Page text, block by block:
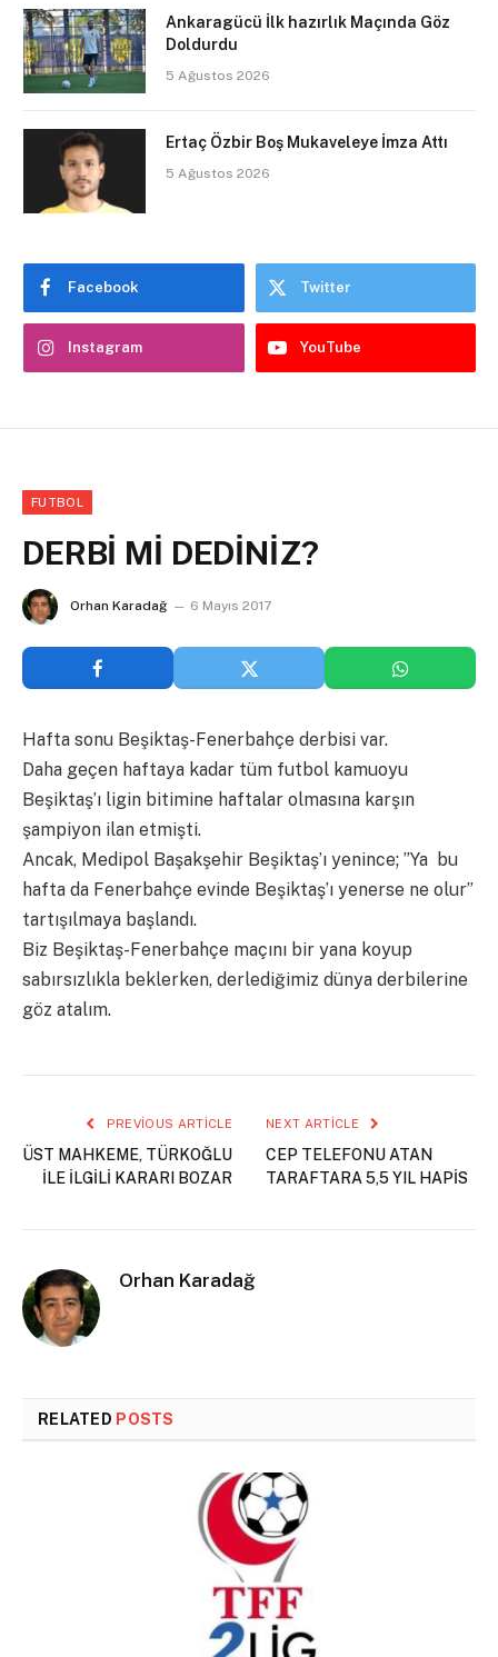
Ankaragücü İlk hazırlık Maçında Göz
Doldurdu
5 Ağustos 2026
Ertaç Özbir Boş Mukaveleye İmza Attı
5 Ağustos 2026
Facebook Twitter
Instagram YouTube
FUTBOL
DERBİ Mİ DEDİNİZ?
Orhan Karadağ 6 Mayıs 2017
Hafta sonu Beşiktaş-Fenerbahçe derbisi var.
Daha geçen haftaya kadar tüm futbol kamuoyu
Beşiktaş’ı ligin bitimine haftalar olmasına karşın
şampiyon ilan etmişti.
Ancak, Medipol Başakşehir Beşiktaş’ı yenince; ”Ya bu
hafta da Fenerbahçe evinde Beşiktaş’ı yenerse ne olur”
tartışılmaya başlandı.
Biz Beşiktaş-Fenerbahçe maçını bir yana koyup
sabırsızlıkla beklerken, derlediğimiz dünya derbilerine
göz atalım.
PREVIOUS ARTICLE
ÜST MAHKEME, TÜRKOĞLU
İLE İLGİLİ KARARI BOZAR
NEXT ARTICLE
CEP TELEFONU ATAN
TARAFTARA 5,5 YIL HAPİS
Orhan Karadağ
RELATED POSTS